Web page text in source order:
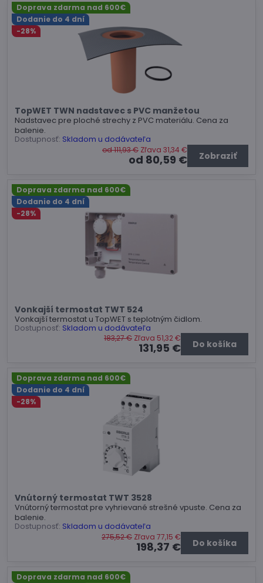
TopWET TWN nadstavec s PVC manžetou
Doprava zdarma nad 600€
Dodanie do 4 dní
-28%
Nadstavec pre ploché strechy z PVC materiálu. Cena za
balenie.
Dostupnosť: Skladom u dodávateľa
od 80,59 €
od 111,93 € Zľava 31,34 €
Zobraziť
Vonkajší termostat TWT 524
Doprava zdarma nad 600€
Dodanie do 4 dní
-28%
Vonkajší termostat u TopWET s teplotným čidlom.
Dostupnosť: Skladom u dodávateľa
131,95 €
183,27 € Zľava 51,32 €
Do košíka
Vnútorný termostat TWT 3528
Doprava zdarma nad 600€
Dodanie do 4 dní
-28%
Vnútorný termostat pre vyhrievané strešné vpuste. Cena za
balenie.
Dostupnosť: Skladom u dodávateľa
198,37 €
275,52 € Zľava 77,15 €
Do košíka
Doprava zdarma nad 600€